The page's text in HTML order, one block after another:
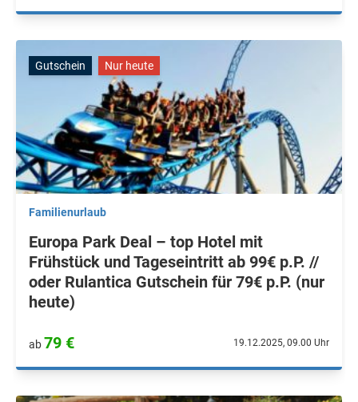
Gutschein Nur heute
Familienurlaub
Europa Park Deal – top Hotel mit
Frühstück und Tageseintritt ab 99€ p.P. //
oder Rulantica Gutschein für 79€ p.P. (nur
heute)
ab79 € 19.12.2025, 09.00 Uhr